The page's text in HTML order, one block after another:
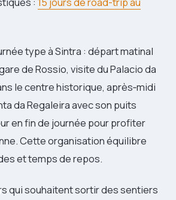
type à Sintra : départ matinal
de Rossio, visite du Palacio da
le centre historique, après‑midi
da Regaleira avec son puits
en fin de journée pour profiter
Cette organisation équilibre
et temps de repos.
qui souhaitent sortir des sentiers